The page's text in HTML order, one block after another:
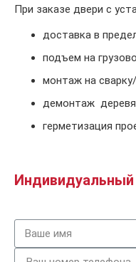
При заказе двери с
доставка в
подъем на
монтаж на
демонтаж
герметизация
Индивидуальный